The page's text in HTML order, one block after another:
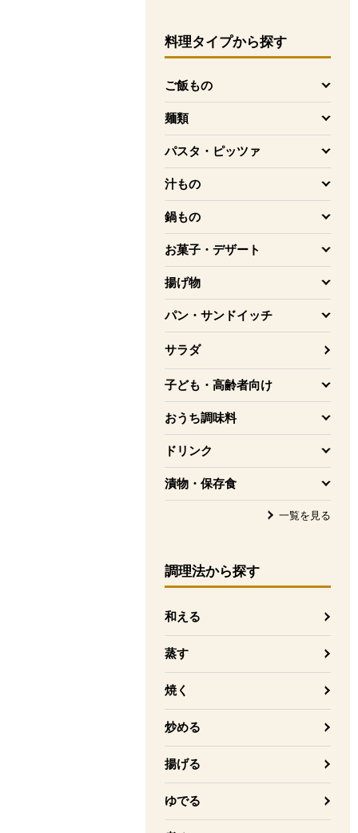
料理タイプから探す
ご飯もの
を開く
麺類
を開く
パスタ・ピッツァ
を開く
汁もの
を開く
鍋もの
を開く
お菓子・デザート
を開く
揚げ物
を開く
パン・サンドイッチ
を開く
サラダ
子ども・高齢者向け
を開く
おうち調味料
を開く
ドリンク
を開く
漬物・保存食
を開く
一覧を見る
調理法から探す
和える
蒸す
焼く
炒める
揚げる
ゆでる